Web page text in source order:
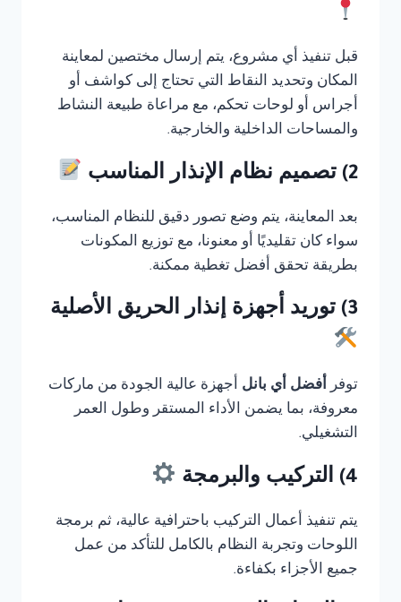
قبل تنفيذ أي مشروع، يتم إرسال مختصين لمعاينة
المكان وتحديد النقاط التي تحتاج إلى كواشف أو
أجراس أو لوحات تحكم، مع مراعاة طبيعة النشاط
والمساحات الداخلية والخارجية.
2) تصميم نظام الإنذار المناسب
بعد المعاينة، يتم وضع تصور دقيق للنظام المناسب،
سواء كان تقليديًا أو معنونا، مع توزيع المكونات
بطريقة تحقق أفضل تغطية ممكنة.
3) توريد أجهزة إنذار الحريق الأصلية
توفر أفضل أي بانل أجهزة عالية الجودة من ماركات
معروفة، بما يضمن الأداء المستقر وطول العمر
التشغيلي.
4) التركيب والبرمجة
يتم تنفيذ أعمال التركيب باحترافية عالية، ثم برمجة
اللوحات وتجربة النظام بالكامل للتأكد من عمل
جميع الأجزاء بكفاءة.